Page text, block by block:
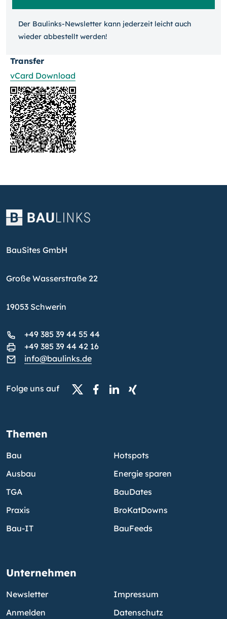
Der Baulinks-Newsletter kann jeder­zeit leicht auch
wieder ab­bestellt werden!
Transfer
vCard Download
BauSites GmbH
Große Wasserstraße 22
19053 Schwerin
+49 385 39 44 55 44
+49 385 39 44 42 16
info@baulinks.de
Folge uns auf
Themen
Bau
Ausbau
TGA
Praxis
Bau-IT
Hotspots
Energie sparen
BauDates
BroKatDowns
BauFeeds
Unternehmen
Newsletter
Anmelden
Impressum
Datenschutz